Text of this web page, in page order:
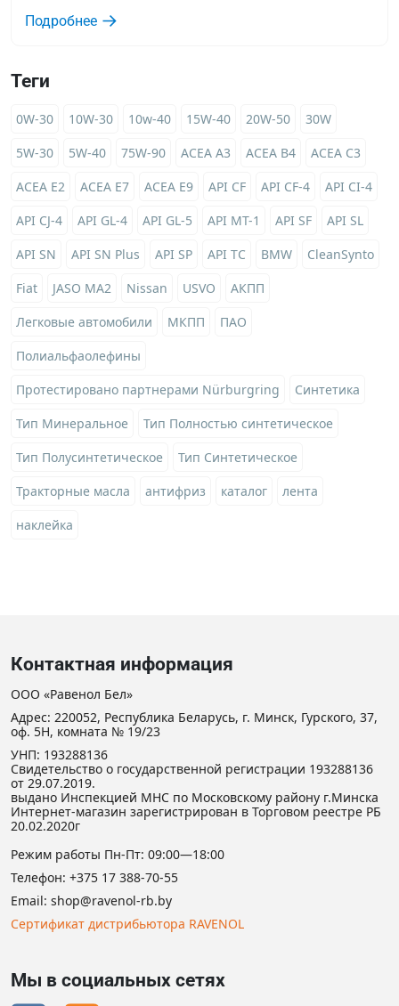
Теги
0W-30 10W-30 10w-40 15W-40 20W-50
30W
5W-30
5W-40 75W-90 ACEA A3 ACEA B4
ACEA C3
ACEA E2
ACEA E7 ACEA E9 API CF API CF-4
API CI-4
API CJ-4
API GL-4 API GL-5 API MT-1 API SF
API SL
API SN
API SN Plus API SP API TC BMW
CleanSynto
Fiat
JASO MA2 Nissan USVO
АКПП
Легковые автомобили
МКПП
ПАО
Полиальфаолефины
Протестировано партнерами Nürburgring
Синтетика
Тип Минеральное
Тип Полностью синтетическое
Тип Полусинтетическое
Тип Синтетическое
Тракторные масла
антифриз каталог
лента
наклейка
Подробнее
Контактная информация
ООО «Равенол Бел»
Адрес: 220052, Республика Беларусь, г. Минск, Гурского, 37,
оф. 5Н, комната № 19/23
УНП: 193288136
Свидетельство о государственной регистрации 193288136
от 29.07.2019.
выдано Инспекцией МНС по Московскому району г.Минска
Интернет-магазин зарегистрирован в Торговом реестре РБ
20.02.2020г
Режим работы Пн-Пт: 09:00—18:00
Телефон: +375 17 388-70-55
Email: shop@ravenol-rb.by
Сертификат дистрибьютора RAVENOL
Мы в социальных сетях